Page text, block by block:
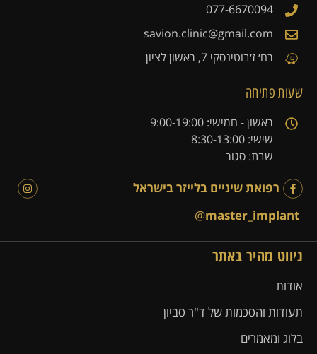
077-6670094
savion.clinic@gmail.com
רח׳ ז׳בוטינסקי 7, ראשון לציון
שעות פתיחה
ראשון - חמישי: 9:00-19:00
שישי: 8:30-13:00
שבת: סגור
רפואת שיניים בלייזר בישראל
@master_implant
ניווט מהיר באתר
אודות
תעודות והסכמות של ד"ר סביון
בלוג ומאמרים